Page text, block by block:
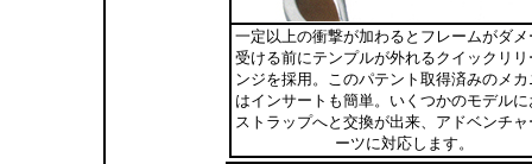
一定以上の衝撃が加わるとフレームがダメ
受ける前にテンプルが外れるクイックリリ
ンジを採用。このパテント取得済みのメカ
はインサートも簡単。いくつかのモデルに
ストラップへと交換が出来、アドベンチャ
ーツに対応します。